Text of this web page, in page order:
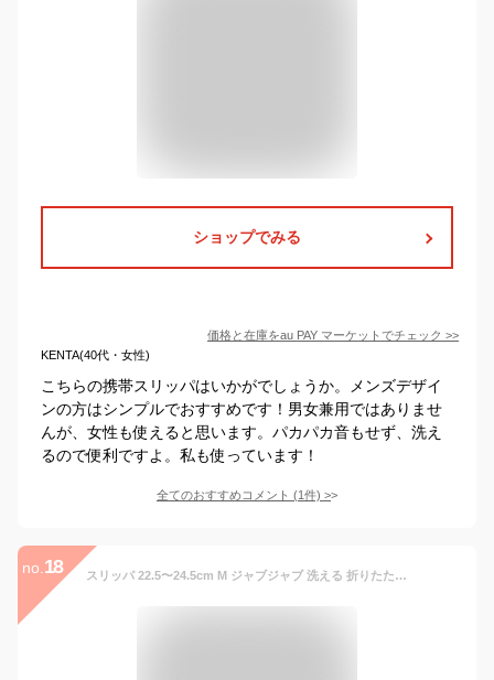
ショップでみる
価格と在庫をau PAY マーケット でチェック >>
KENTA(40代・女性)
こちらの携帯スリッパはいかがでしょうか。メンズデザイ
ンの方はシンプルでおすすめです！男女兼用ではありませ
んが、女性も使えると思います。パカパカ音もせず、洗え
るので便利ですよ。私も使っています！
全てのおすすめコメント (1件) >
no. 18 スリッパ 22.5〜24.5cm M ジャブジャブ 洗える 折りたたみ ソフト レディース （ ルームシューズ ルームスリッパ 持ち運び 携帯スリッパ